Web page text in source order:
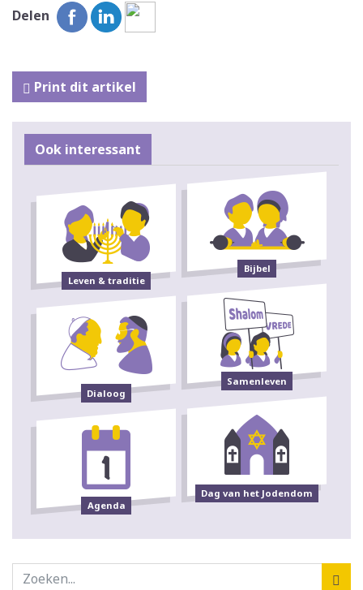
Delen
Print dit artikel
Ook interessant
Leven & traditie
Bijbel
Dialoog
Samenleven
Agenda
Dag van het Jodendom